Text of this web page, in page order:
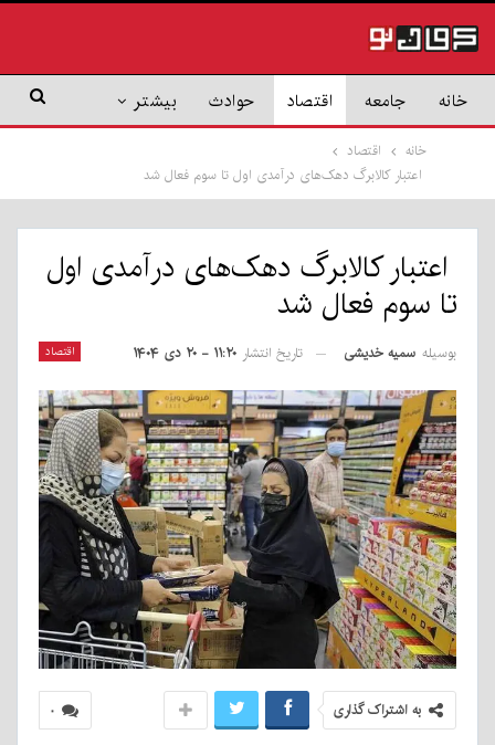
خانه جامعه اقتصاد حوادث بیشتر
خانه
اقتصاد
اعتبار کالابرگ دهک‌های درآمدی اول تا سوم فعال شد
اعتبار کالابرگ دهک‌های درآمدی اول
تا سوم فعال شد
اقتصاد بوسیله سمیه خدیشی تاریخ انتشار ۱۱:۲۰ - ۲۰ دی ۱۴۰۴
۰ به اشتراک گذاری